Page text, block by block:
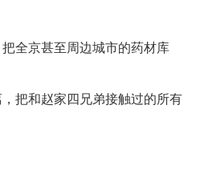
全京甚至周边城市的药材库
把和赵家四兄弟接触过的所有